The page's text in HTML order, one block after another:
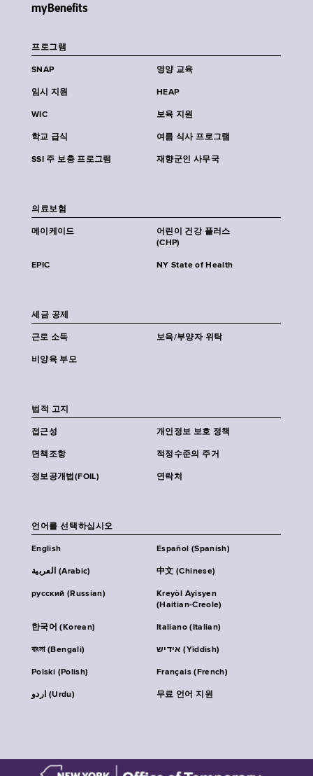
myBenefits
프로그램
SNAP 영양 교육
임시 지원 HEAP
WIC 보육 지원
학교 급식 여름 식사 프로그램
SSI 주 보충 프로그램 재향군인 사무국
의료보험
메이케이드
어린이 건강 플러스
(CHP)
EPIC NY State of Health
세금 공제
근로 소득 보육/부양자 위탁
비양육 부모
법적 고지
접근성 개인정보 보호 정책
면책조항 적정수준의 주거
정보공개법(FOIL) 연락처
언어를 선택하십시오
English Español (Spanish)
العربية (Arabic) 中文 (Chinese)
русский (Russian)
Kreyòl Ayisyen
(Haitian-Creole)
한국어 (Korean) Italiano (Italian)
বাংলা (Bengali) אידיש (Yiddish)
Polski (Polish) Français (French)
اردو (Urdu) 무료 언어 지원